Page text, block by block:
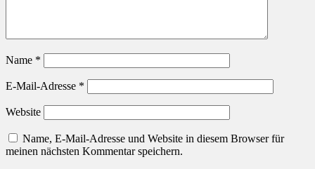
Name *
E-Mail-Adresse *
Website
Name, E-Mail-Adresse und Website in diesem Browser für
meinen nächsten Kommentar speichern.